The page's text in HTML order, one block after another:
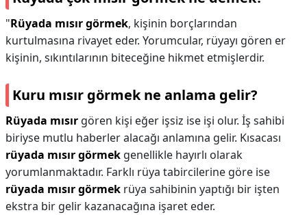
"Rüyada mısır görmek, kişinin borçlarından
kurtulmasına rivayet eder. Yorumcular, rüyayı gören er
kişinin, sıkıntılarının biteceğine hikmet etmişlerdir.
Kuru mısır görmek ne anlama gelir?
Rüyada mısır gören kişi eğer işsiz ise işi olur. İş sahibi
biriyse mutlu haberler alacağı anlamına gelir. Kısacası
rüyada mısır görmek genellikle hayırlı olarak
yorumlanmaktadır. Farklı rüya tabircilerine göre ise
rüyada mısır görmek rüya sahibinin yaptığı bir işten
ekstra bir gelir kazanacağına işaret eder.